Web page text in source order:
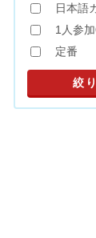
日本語
1人参
定番